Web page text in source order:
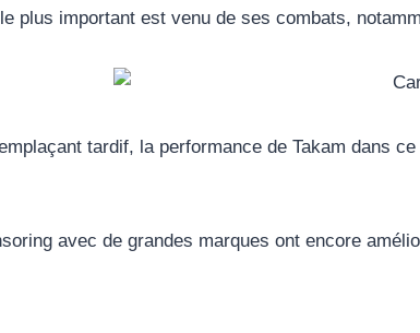
plus important est venu de ses combats,
tardif, la performance de Takam dans
avec de grandes marques ont encore